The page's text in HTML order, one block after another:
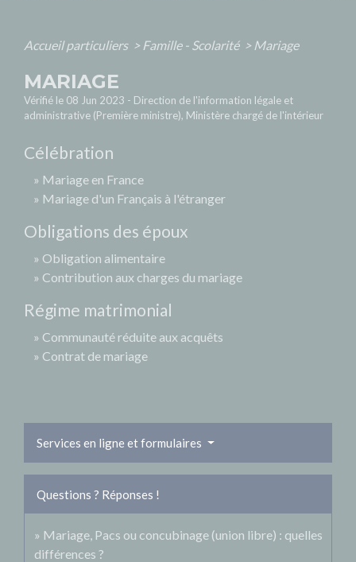
Accueil particuliers > Famille - Scolarité > Mariage
MARIAGE
Vérifié le 08 Jun 2023 - Direction de l'information légale et
administrative (Première ministre), Ministère chargé de l'intérieur
Célébration
Mariage en France
Mariage d'un Français à l'étranger
Obligations des époux
Obligation alimentaire
Contribution aux charges du mariage
Régime matrimonial
Communauté réduite aux acquêts
Contrat de mariage
Services en ligne et formulaires
Questions ? Réponses !
Mariage, Pacs ou concubinage (union libre) : quelles
différences ?